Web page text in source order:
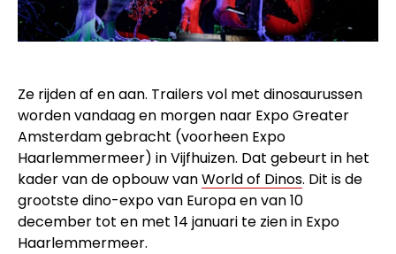
Ze rijden af en aan. Trailers vol met dinosaurussen
worden vandaag en morgen naar Expo Greater
Amsterdam gebracht (voorheen Expo
Haarlemmermeer) in Vijfhuizen. Dat gebeurt in het
kader van de opbouw vanWorld of Dinos. Dit is de
grootste dino-expo van Europa en van 10
december tot en met 14 januari te zien in Expo
Haarlemmermeer.